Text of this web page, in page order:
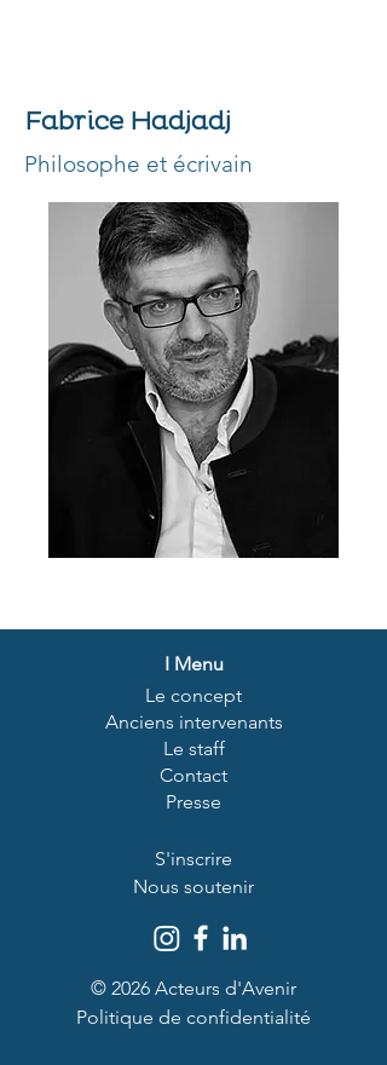
Fabrice Hadjadj
Philosophe et écrivain
I Menu
Le concept
Anciens intervenants
Le staff
Contact
Presse
S'inscrire
Nous soutenir
© 2026 Acteurs d'Avenir
Politique de confidentialité